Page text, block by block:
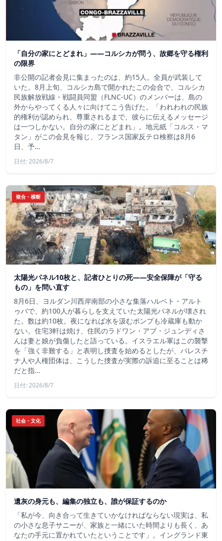
「自分の家にとどまれ」——コルシカが問う、故郷を守る権利
の限界
非公開の記者会見に集まったのは、約15人。全員が武装して
いた。8月上旬、コルシカ島で開かれたこの会合で、コルシカ
民族解放戦線・戦闘員同盟（FLNC-UC）のメンバーは、島の
外からやってくる人々に向けてこう告げた。「われわれの民族
的権利が認められ、尊重されるまで、彼らに伝えるメッセージ
は一つしかない。自分の家にとどまれ」。地元紙「コルス・マ
タン」がこの会見を報じ、フランス国家反テロ検察は8月6
日、予…
日付: 2026/8/7
複合・横断
太陽光パネル10枚と、記者ひとりの死——安全保障が「守る
もの」を問い直す
8月6日、ヨルダン川西岸南部の小さな集落ハルベト・アルト
ゥバで、約100人が暮らしを支えていた太陽光パネルが壊され
た。数は約10枚。夜になれば水を汲むポンプも冷蔵庫も動か
ない。住宅3軒は焼け、住民のラドワン・アブ・ジュンディさ
んは妻と娘が負傷したと語っている。イスラエル軍はこの襲撃
を「強く非難する」と表明し捜査を始めるとしたが、パレスチ
ナ人や人権団体は、こうした捜査が実際の訴追に至ることは稀
だと指…
日付: 2026/8/7
社会・文化
遺灰の身元も、編集の独立も、誰が保証するのか
「私が今、向き合って生きていかなければならない現実は、私
の小さな息子サニーが、家族と一緒にいた時間よりも長く、あ
なたの手元に置かれていたということです」。イングランド東